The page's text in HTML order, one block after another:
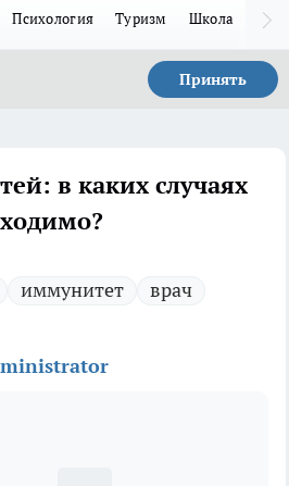
Психология Туризм Школа
Принять
в каких случаях
иммунитет врач